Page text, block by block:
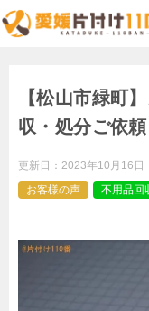
【松山市緑町
収・処分ご依
更新日： 2023年10月16日
お客様の声
不用品回